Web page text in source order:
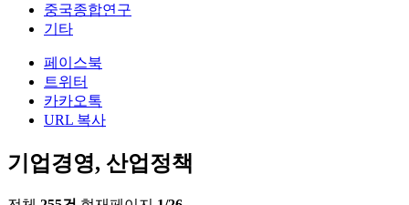
중국종합연구
기타
페이스북
트위터
카카오톡
URL 복사
기업경영, 산업정책